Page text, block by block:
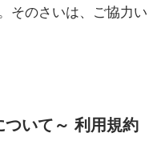
そのさいは、ご協力い
いて～ 利用規約